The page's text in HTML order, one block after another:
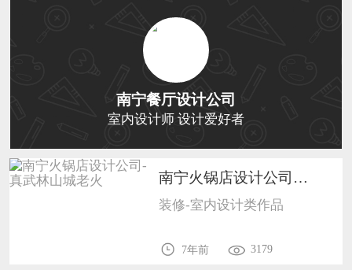
恭喜131****2473用户作品已成功备案！
恭喜159****4201用户作品已成功备案！
恭喜133****6466用户作品已成功备案！
恭喜131****1475用户作品已成功备案！
恭喜133****8874用户作品已成功备案！
恭喜138****8638用户作品已成功备案！
恭喜133****9020用户作品已成功备案！
南宁餐厅设计公司
室内设计师 设计爱好者
南宁火锅店设计公司-真武林山城老火1702
装修-室内设计类作品
7年前 3179